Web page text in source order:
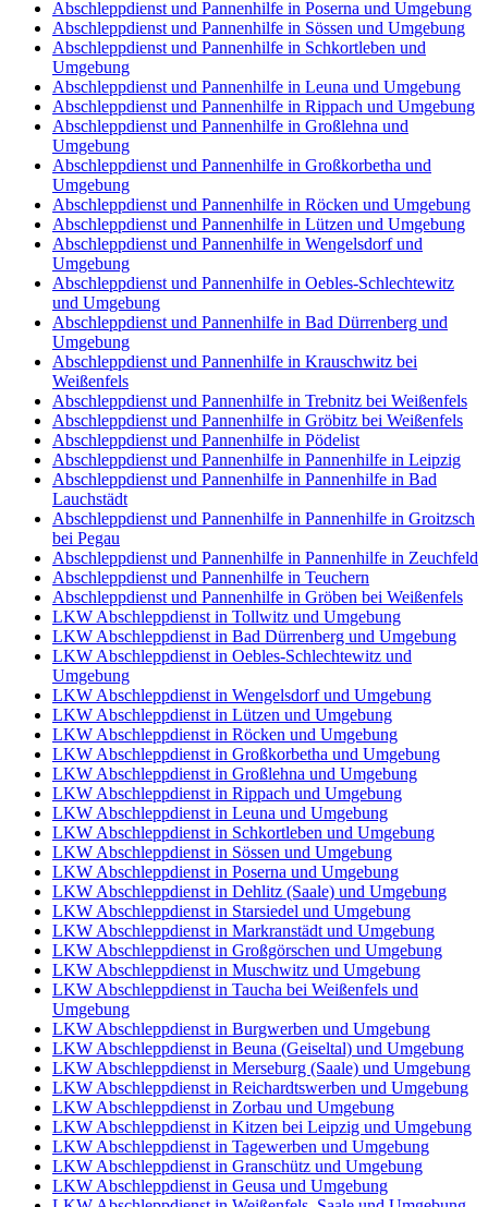
Abschleppdienst und Pannenhilfe in Poserna und Umgebung
Abschleppdienst und Pannenhilfe in Sössen und Umgebung
Abschleppdienst und Pannenhilfe in Schkortleben und
Umgebung
Abschleppdienst und Pannenhilfe in Leuna und Umgebung
Abschleppdienst und Pannenhilfe in Rippach und Umgebung
Abschleppdienst und Pannenhilfe in Großlehna und
Umgebung
Abschleppdienst und Pannenhilfe in Großkorbetha und
Umgebung
Abschleppdienst und Pannenhilfe in Röcken und Umgebung
Abschleppdienst und Pannenhilfe in Lützen und Umgebung
Abschleppdienst und Pannenhilfe in Wengelsdorf und
Umgebung
Abschleppdienst und Pannenhilfe in Oebles-Schlechtewitz
und Umgebung
Abschleppdienst und Pannenhilfe in Bad Dürrenberg und
Umgebung
Abschleppdienst und Pannenhilfe in Krauschwitz bei
Weißenfels
Abschleppdienst und Pannenhilfe in Trebnitz bei Weißenfels
Abschleppdienst und Pannenhilfe in Gröbitz bei Weißenfels
Abschleppdienst und Pannenhilfe in Pödelist
Abschleppdienst und Pannenhilfe in Pannenhilfe in Leipzig
Abschleppdienst und Pannenhilfe in Pannenhilfe in Bad
Lauchstädt
Abschleppdienst und Pannenhilfe in Pannenhilfe in Groitzsch
bei Pegau
Abschleppdienst und Pannenhilfe in Pannenhilfe in Zeuchfeld
Abschleppdienst und Pannenhilfe in Teuchern
Abschleppdienst und Pannenhilfe in Gröben bei Weißenfels
LKW Abschleppdienst in Tollwitz und Umgebung
LKW Abschleppdienst in Bad Dürrenberg und Umgebung
LKW Abschleppdienst in Oebles-Schlechtewitz und
Umgebung
LKW Abschleppdienst in Wengelsdorf und Umgebung
LKW Abschleppdienst in Lützen und Umgebung
LKW Abschleppdienst in Röcken und Umgebung
LKW Abschleppdienst in Großkorbetha und Umgebung
LKW Abschleppdienst in Großlehna und Umgebung
LKW Abschleppdienst in Rippach und Umgebung
LKW Abschleppdienst in Leuna und Umgebung
LKW Abschleppdienst in Schkortleben und Umgebung
LKW Abschleppdienst in Sössen und Umgebung
LKW Abschleppdienst in Poserna und Umgebung
LKW Abschleppdienst in Dehlitz (Saale) und Umgebung
LKW Abschleppdienst in Starsiedel und Umgebung
LKW Abschleppdienst in Markranstädt und Umgebung
LKW Abschleppdienst in Großgörschen und Umgebung
LKW Abschleppdienst in Muschwitz und Umgebung
LKW Abschleppdienst in Taucha bei Weißenfels und
Umgebung
LKW Abschleppdienst in Burgwerben und Umgebung
LKW Abschleppdienst in Beuna (Geiseltal) und Umgebung
LKW Abschleppdienst in Merseburg (Saale) und Umgebung
LKW Abschleppdienst in Reichardtswerben und Umgebung
LKW Abschleppdienst in Zorbau und Umgebung
LKW Abschleppdienst in Kitzen bei Leipzig und Umgebung
LKW Abschleppdienst in Tagewerben und Umgebung
LKW Abschleppdienst in Granschütz und Umgebung
LKW Abschleppdienst in Geusa und Umgebung